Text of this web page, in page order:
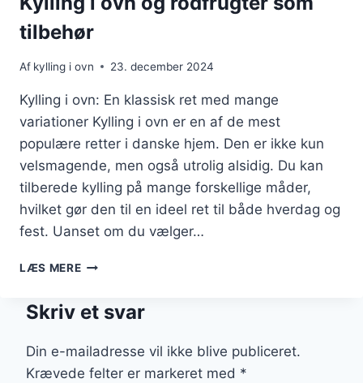
tilbehør
Af kylling i ovn 23. december 2024
Kylling i ovn: En klassisk ret med mange
variationer Kylling i ovn er en af de mest
populære retter i danske hjem. Den er ikke kun
velsmagende, men også utrolig alsidig. Du kan
tilberede kylling på mange forskellige måder,
hvilket gør den til en ideel ret til både hverdag og
fest. Uanset om du vælger…
LÆS MEREKYLLING
OG
SOM
TILBEHØR
Skriv et svar
Din e-mailadresse vil ikke blive publiceret.
Krævede felter er markeret med *